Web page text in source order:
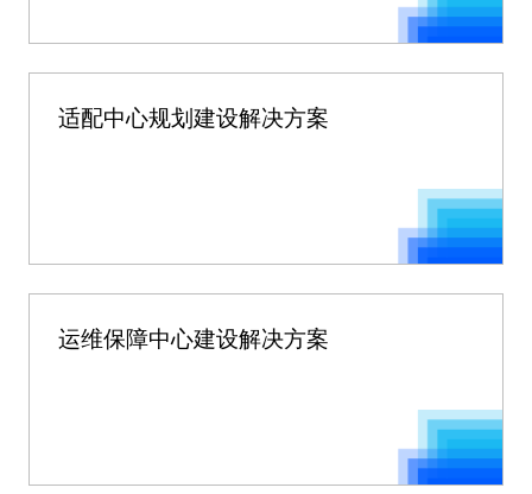
适配中心规划建设解决方案
运维保障中心建设解决方案